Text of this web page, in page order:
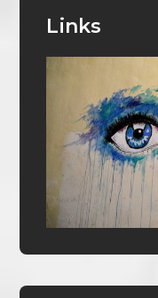
Links